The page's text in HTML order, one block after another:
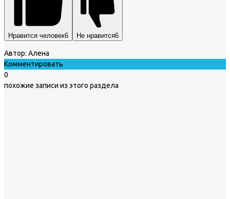
Нравится человек6 Не нравится6
Автор: Алена
Комментировать
0
похожие записи из этого раздела